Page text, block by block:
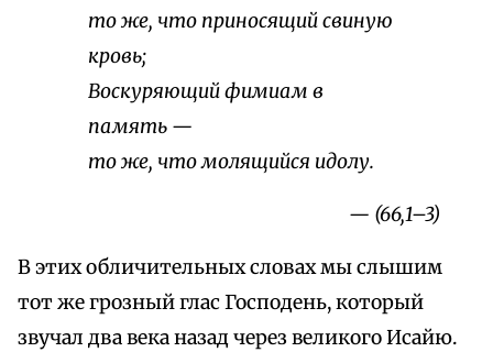
то же, что приносящий свиную
кровь;
Воскуряющий фимиам в
память —
то же, что молящийся идолу.
— (66,1–3)
В этих обличительных словах мы слышим
тот же грозный глас Господень, который
звучал два века назад через великого Исайю.